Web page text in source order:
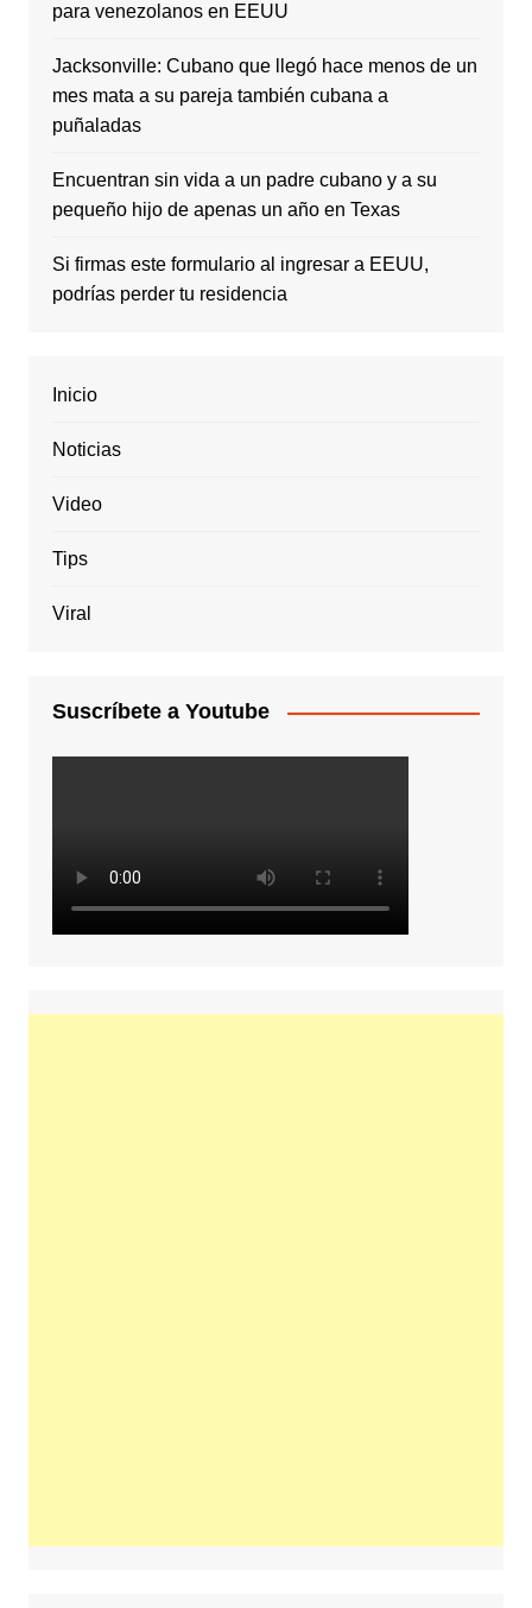
para venezolanos en EEUU
Jacksonville: Cubano que llegó hace menos de un
mes mata a su pareja también cubana a
puñaladas
Encuentran sin vida a un padre cubano y a su
pequeño hijo de apenas un año en Texas
Si firmas este formulario al ingresar a EEUU,
podrías perder tu residencia
Inicio
Noticias
Video
Tips
Viral
Suscríbete a Youtube